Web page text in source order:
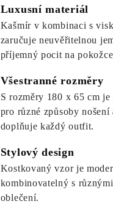
Luxusní materiál
Kašmír v kombinaci s
zaručuje neuvěřitelnou
příjemný pocit na
Všestranné rozměry
S rozměry 180 x 65 cm je
pro různé způsoby nošení
doplňuje každý outfit.
Stylový design
Kostkovaný vzor je
kombinovatelný s
oblečení.